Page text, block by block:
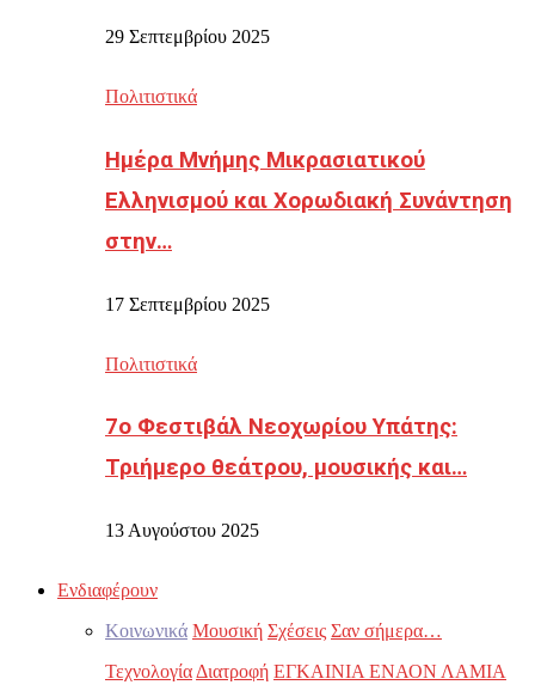
29 Σεπτεμβρίου 2025
Πολιτιστικά
Ημέρα Μνήμης Μικρασιατικού
Ελληνισμού και Χορωδιακή Συνάντηση
στην…
17 Σεπτεμβρίου 2025
Πολιτιστικά
7ο Φεστιβάλ Νεοχωρίου Υπάτης:
Τριήμερο θεάτρου, μουσικής και…
13 Αυγούστου 2025
Ενδιαφέρουν
Κοινωνικά Μουσική Σχέσεις Σαν σήμερα…
Τεχνολογία Διατροφή ΕΓΚΑΙΝΙΑ ΕΝΑΟΝ ΛΑΜΙΑ